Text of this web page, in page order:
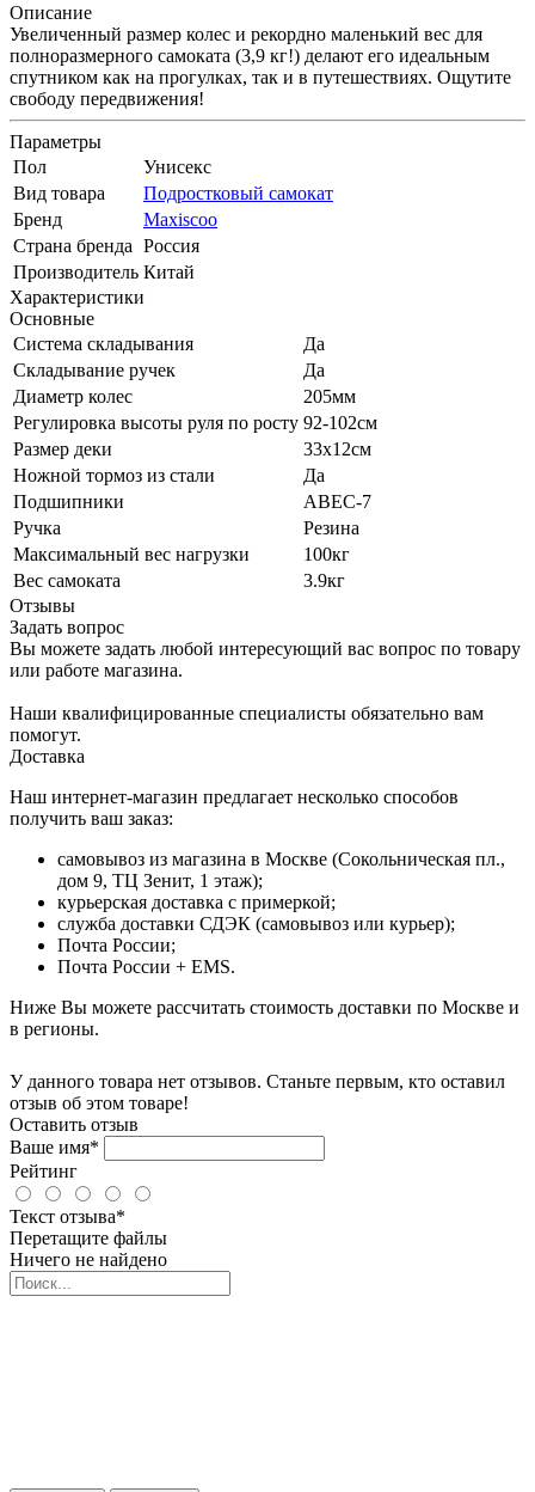
Описание
Увеличенный размер колес и рекордно маленький вес для
полноразмерного самоката (3,9 кг!) делают его идеальным
спутником как на прогулках, так и в путешествиях. Ощутите
свободу передвижения!
Параметры
Пол
Унисекс
Вид товара
Подростковый самокат
Бренд
Maxiscoo
Страна бренда Россия
Производитель Китай
Характеристики
Основные
Система складывания
Да
Складывание ручек
Да
Диаметр колес
205мм
Регулировка высоты руля по росту 92-102см
Размер деки
33х12см
Ножной тормоз из стали
Да
Подшипники
ABEС-7
Ручка
Резина
Максимальный вес нагрузки
100кг
Вес самоката
3.9кг
Отзывы
Задать вопрос
Вы можете задать любой интересующий вас вопрос по товару
или работе магазина.
Наши квалифицированные специалисты обязательно вам
помогут.
Доставка
Наш интернет-магазин предлагает несколько способов
получить ваш заказ:
самовывоз из магазина в Москве (Сокольническая пл.,
дом 9, ТЦ Зенит, 1 этаж);
курьерская доставка с примеркой;
служба доставки СДЭК (самовывоз или курьер);
Почта России;
Почта России + EMS.
Ниже Вы можете рассчитать стоимость доставки по Москве и
в регионы.
У данного товара нет отзывов. Станьте первым, кто оставил
отзыв об этом товаре!
Оставить отзыв
Ваше имя*
Рейтинг
Текст отзыва*
Перетащите файлы
Ничего не найдено